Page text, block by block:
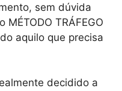
sem dúvida
TRÁFEGO
aquilo que precisa
decidido a